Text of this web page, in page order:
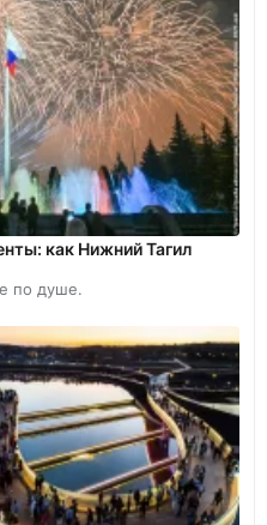
как Нижний Тагил
по душе.